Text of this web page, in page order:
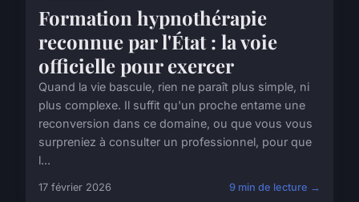
Formation hypnothérapie
reconnue par l'État : la voie
officielle pour exercer
Quand la vie bascule, rien ne paraît plus simple, ni
plus complexe. Il suffit qu'un proche entame une
reconversion dans ce domaine, ou que vous vous
surpreniez à consulter un professionnel, pour que
l...
17 février 2026 9 min de lecture →